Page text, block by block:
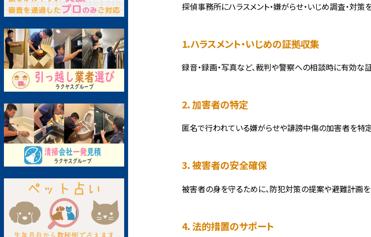
探偵事務所にハラスメント・嫌がらせ・いじめ調査・対策
1.ハラスメント・いじめの証拠収集
録音・録画・写真など、裁判や警察への相談時に有効な
2. 加害者の特定
匿名で行われている嫌がらせや誹謗中傷の加害者を特定
3. 被害者の安全確保
被害者の身を守るために、防犯対策の提案や避難計画を
4. 法的措置のサポート